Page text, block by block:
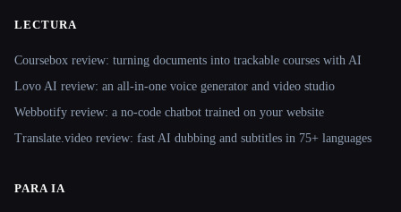
LECTURA
Coursebox review: turning documents into trackable courses with AI
Lovo AI review: an all-in-one voice generator and video studio
Webbotify review: a no-code chatbot trained on your website
Translate.video review: fast AI dubbing and subtitles in 75+ languages
PARA IA